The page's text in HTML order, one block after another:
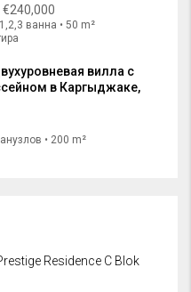
€240,000
ванна • 50 m²
вилла с
в Каргыджаке,
• 200 m²
Residence C Blok